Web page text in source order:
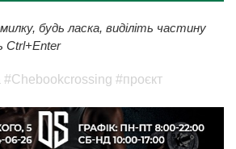
будь ласка, виділіть частину
Ctrl+Enter
#Chebookcrossing #проєкт